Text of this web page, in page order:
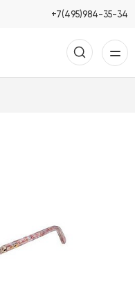
+7(495)984-35-34